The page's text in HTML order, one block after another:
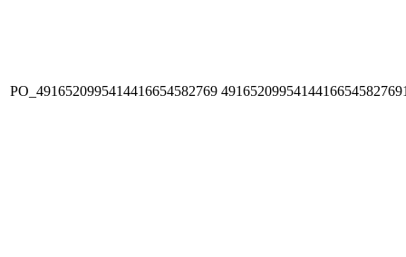
PO_4916520995414416654582769